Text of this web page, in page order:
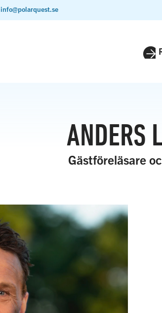
info@polarquest.se
ANDERS
Gästföreläsare